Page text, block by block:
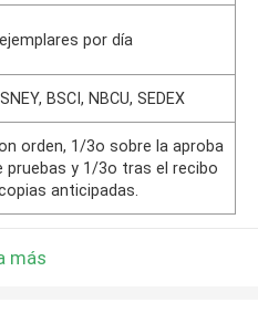
por día
BSCI, NBCU, SEDEX
orden, 1/3o sobre la aproba
pruebas y 1/3o tras el recibo
anticipadas.
más